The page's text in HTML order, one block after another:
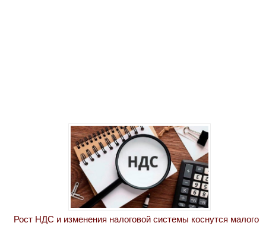
Рост НДС и изменения налоговой системы коснутся малого